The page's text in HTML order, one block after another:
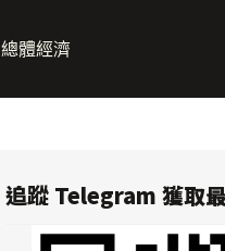
總體經濟
追蹤 Telegram 獲取